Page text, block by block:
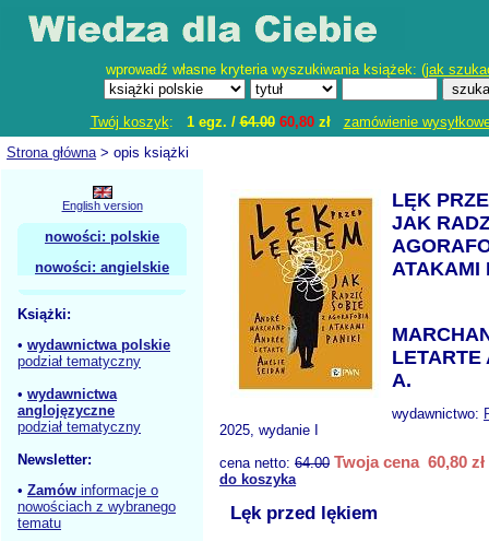
wprowadź własne kryteria wyszukiwania książek: (jak
Twój koszyk: 1 egz. /64.00 60,80zł
zamówienie
Strona główna> opis książki
English version
nowości: polskie
nowości: angielskie
Książki:
• wydawnictwa polskie
podział tematyczny
• wydawnictwa
anglojęzyczne
podział tematyczny
Newsletter:
• Zamów informacje o
nowościach z wybranego
tematu
LĘK
JAK
ATAKAMI
LETARTE
A.
wydawnictwo:
2025, wydanie I
cena netto: 64.00 Twoja cena 60,80 zł
do koszyka
Lęk przed lękiem